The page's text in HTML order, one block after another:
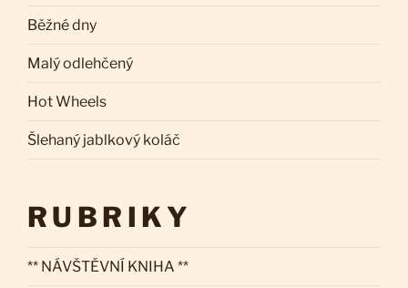
Běžné dny
Malý odlehčený
Hot Wheels
Šlehaný jablkový koláč
RUBRIKY
** NÁVŠTĚVNÍ KNIHA **